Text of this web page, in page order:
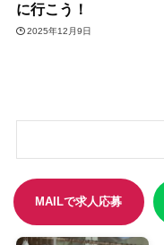
に行こう！
2025年12月9日
新着記事
MAILで求人応募